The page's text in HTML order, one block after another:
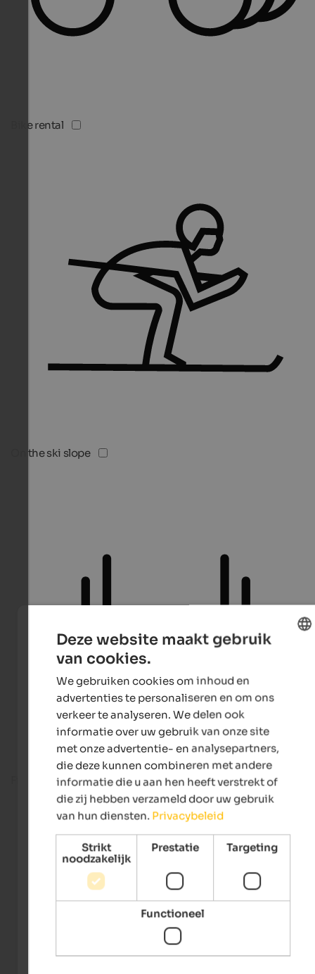
Bike rental
On the ski slope
Fitness room
Deze website maakt gebruik
van cookies.
We gebruiken cookies om inhoud en
advertenties te personaliseren en om ons
verkeer te analyseren. We delen ook
informatie over uw gebruik van onze site
met onze advertentie- en analysepartners,
die deze kunnen combineren met andere
informatie die u aan hen heeft verstrekt of
die zij hebben verzameld door uw gebruik
van hun diensten. Privacybeleid
Strikt
noodzakelijk
Prestatie Targeting
Functioneel